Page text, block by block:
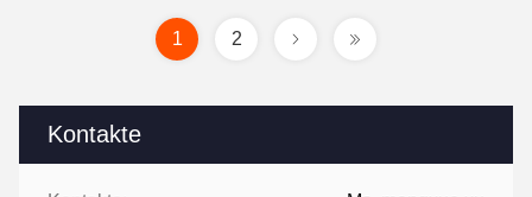
Kontakte
1 2